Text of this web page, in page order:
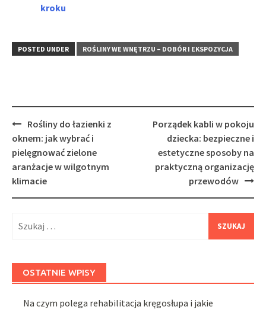
kroku
POSTED UNDER ROŚLINY WE WNĘTRZU – DOBÓR I EKSPOZYCJA
Post
navigation
Rośliny do łazienki z
oknem: jak wybrać i
pielęgnować zielone
aranżacje w wilgotnym
klimacie
Porządek kabli w pokoju
dziecka: bezpieczne i
estetyczne sposoby na
praktyczną organizację
przewodów
OSTATNIE WPISY
Na czym polega rehabilitacja kręgosłupa i jakie